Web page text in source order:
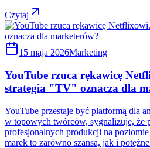
Czytaj
15 maja 2026Marketing
YouTube rzuca rękawicę
strategia "TV" oznacza dla
YouTube przestaje być platformą dla
w topowych twórców, sygnalizuje, że
profesjonalnych produkcji na
marek to zarówno szansa, jak i